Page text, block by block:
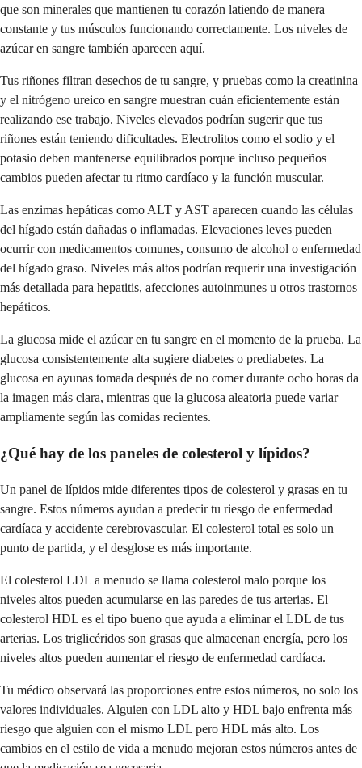
que son minerales que mantienen tu corazón latiendo de manera
constante y tus músculos funcionando correctamente. Los niveles de
azúcar en sangre también aparecen aquí.
Tus riñones filtran desechos de tu sangre, y pruebas como la creatinina
y el nitrógeno ureico en sangre muestran cuán eficientemente están
realizando ese trabajo. Niveles elevados podrían sugerir que tus
riñones están teniendo dificultades. Electrolitos como el sodio y el
potasio deben mantenerse equilibrados porque incluso pequeños
cambios pueden afectar tu ritmo cardíaco y la función muscular.
Las enzimas hepáticas como ALT y AST aparecen cuando las células
del hígado están dañadas o inflamadas. Elevaciones leves pueden
ocurrir con medicamentos comunes, consumo de alcohol o enfermedad
del hígado graso. Niveles más altos podrían requerir una investigación
más detallada para hepatitis, afecciones autoinmunes u otros trastornos
hepáticos.
La glucosa mide el azúcar en tu sangre en el momento de la prueba. La
glucosa consistentemente alta sugiere diabetes o prediabetes. La
glucosa en ayunas tomada después de no comer durante ocho horas da
la imagen más clara, mientras que la glucosa aleatoria puede variar
ampliamente según las comidas recientes.
¿Qué hay de los paneles de colesterol y lípidos?
Un panel de lípidos mide diferentes tipos de colesterol y grasas en tu
sangre. Estos números ayudan a predecir tu riesgo de enfermedad
cardíaca y accidente cerebrovascular. El colesterol total es solo un
punto de partida, y el desglose es más importante.
El colesterol LDL a menudo se llama colesterol malo porque los
niveles altos pueden acumularse en las paredes de tus arterias. El
colesterol HDL es el tipo bueno que ayuda a eliminar el LDL de tus
arterias. Los triglicéridos son grasas que almacenan energía, pero los
niveles altos pueden aumentar el riesgo de enfermedad cardíaca.
Tu médico observará las proporciones entre estos números, no solo los
valores individuales. Alguien con LDL alto y HDL bajo enfrenta más
riesgo que alguien con el mismo LDL pero HDL más alto. Los
cambios en el estilo de vida a menudo mejoran estos números antes de